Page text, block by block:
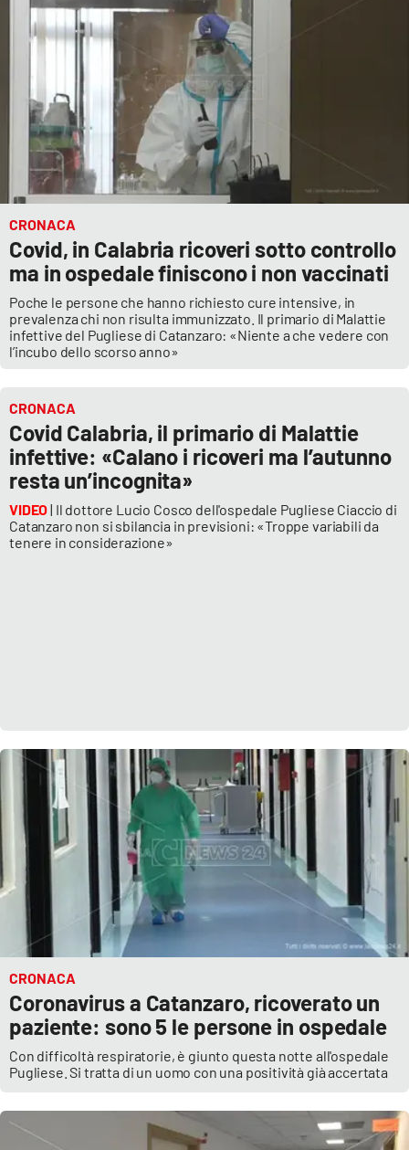
Catanzaro
Crotone
Vibo Valentia
Reggio Calabria
Cosenza
Lamezia Terme
PROGETTI
SPECIALI
LA
CALABRIAVISIONE
Destinazioni
Eventi
Lacplay.it
Lactv.it
Laconair.it
Lacitymag.it
Lacapitalenews.it
Ilreggino.it
Cosenzachannel.it
Ilvibonese.it
Catanzarochannel.it
CRONACA
Covid, in Calabria ricoveri sotto controllo
ma in ospedale finiscono i non vaccinati
Poche le persone che hanno richiesto cure intensive, in
prevalenza chi non risulta immunizzato. Il primario di Malattie
infettive del Pugliese di Catanzaro: «Niente a che vedere con
l’incubo dello scorso anno»
CRONACA
Covid Calabria, il primario di Malattie
infettive: «Calano i ricoveri ma l’autunno
resta un’incognita»
VIDEO| Il dottore Lucio Cosco dell'ospedale Pugliese Ciaccio di
Catanzaro non si sbilancia in previsioni: «Troppe variabili da
tenere in considerazione»
CRONACA
Coronavirus a Catanzaro, ricoverato un
paziente: sono 5 le persone in ospedale
Con difficoltà respiratorie, è giunto questa notte all'ospedale
Pugliese. Si tratta di un uomo con una positività già accertata